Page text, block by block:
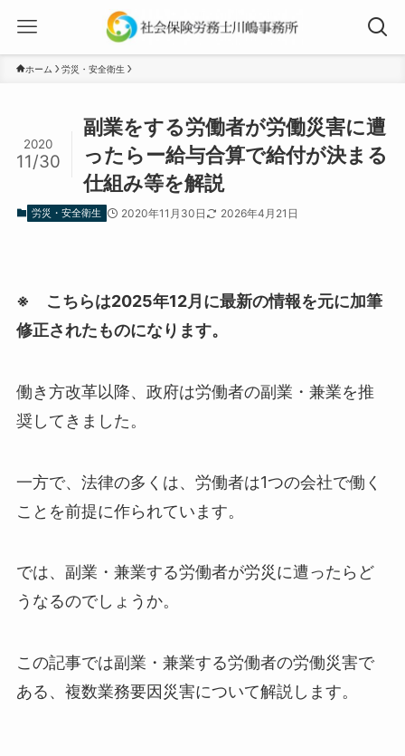
ホーム 労災・安全衛生
副業をする労働者が労働災害に遭
ったらー給与合算で給付が決まる
仕組み等を解説
2020
11/30
労災・安全衛生 2020年11月30日 2026年4月21日
※ こちらは2025年12月に最新の情報を元に加筆
修正されたものになります。
働き方改革以降、政府は労働者の副業・兼業を推
奨してきました。
一方で、法律の多くは、労働者は1つの会社で働く
ことを前提に作られています。
では、副業・兼業する労働者が労災に遭ったらど
うなるのでしょうか。
この記事では副業・兼業する労働者の労働災害で
ある、複数業務要因災害について解説します。